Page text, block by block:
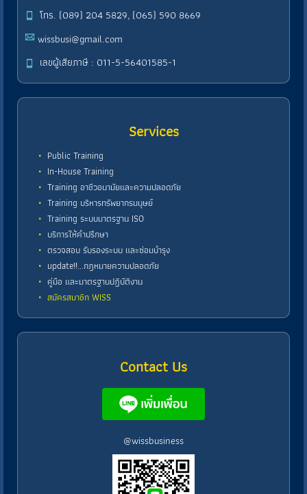
โทร. (089) 204 5829, (065) 590 8669
wissbusi@gmail.com
เลขผู้เสียภาษี : 011-5-56401585-1
Services
Public Training
In-House Training
Training อาชีวอนามัยและความปลอดภัย
Training บริหารทรัพยากรมนุษย์
Training ระบบมาตรฐาน ISO
บริการให้คำปรึกษา
ตรวจสอบ รับรองระบบ และซ่อมบำรุง
update!!...กฎหมายความปลอดภัย
คู่มือ และมาตรฐานปฏิบัติงาน
สมัครสมาชิก WISS
Contact Us
@wissbusiness